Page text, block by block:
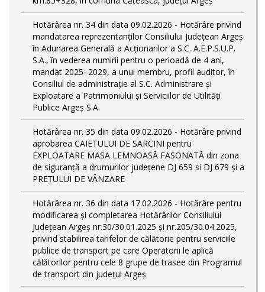
Hotărârea nr. 34 din data 09.02.2026 - Hotărâre privind
mandatarea reprezentanților Consiliului Județean Argeș
în Adunarea Generală a Acționarilor a S.C. A.E.P.S.U.P.
S.A., în vederea numirii pentru o perioadă de 4 ani,
mandat 2025–2029, a unui membru, profil auditor, în
Consiliul de administrație al S.C. Administrare și
Exploatare a Patrimoniului și Serviciilor de Utilități
Publice Argeș S.A.
Hotărârea nr. 35 din data 09.02.2026 - Hotărâre privind
aprobarea CAIETULUI DE SARCINI pentru
EXPLOATARE MASA LEMNOASĂ FASONATĂ din zona
de siguranță a drumurilor județene DJ 659 si DJ 679 și a
PREȚULUI DE VÂNZARE
Hotărârea nr. 36 din data 17.02.2026 - Hotărâre pentru
modificarea şi completarea Hotărârilor Consiliului
Județean Argeș nr.30/30.01.2025 şi nr.205/30.04.2025,
privind stabilirea tarifelor de călătorie pentru serviciile
publice de transport pe care Operatorii le aplică
călătorilor pentru cele 8 grupe de trasee din Programul
de transport din județul Argeş